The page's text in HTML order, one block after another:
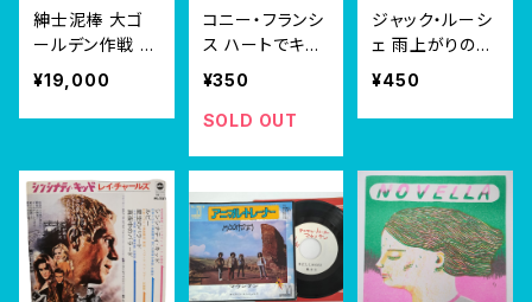
紳士泥棒 大ゴ
ールデン作戦 B
URT BACHAR
ACH 国内盤 7
インチ 1967年
¥19,000
コニー・フランシ
ス ハートでキッ
ス 7" EP
¥350
SOLD OUT
ジャック・ルーシ
ェ 雨上がりの天
使 7" EP
¥450